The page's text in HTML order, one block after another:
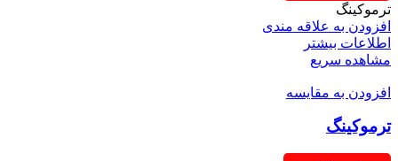
ترموکینگ
افزودن به علاقه مندی
اطلاعات بیشتر
مشاهده سریع
افزودن به مقایسه
ترموکینگ